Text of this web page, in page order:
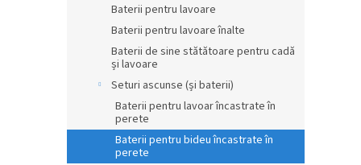
Baterii pentru lavoare
Baterii pentru lavoare înalte
Baterii de sine stătătoare pentru cadă
și lavoare
Seturi ascunse (și baterii)
Baterii pentru lavoar încastrate în
perete
Baterii pentru bideu încastrate în
perete